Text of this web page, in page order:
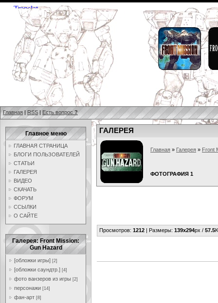
Главная | RSS | Есть вопрос ?
Главное меню
ГЛАВНАЯ СТРАНИЦА
БЛОГИ ПОЛЬЗОВАТЕЛЕЙ
СТАТЬИ
ГАЛЕРЕЯ
ВИДЕО
СКАЧАТЬ
ФОРУМ
ССЫЛКИ
О САЙТЕ
Галерея: Front Mission:
Gun Hazard
[обложки игры] [2]
[обложки саундтр.] [4]
фото ванзеров из игры [2]
персонажи [14]
фан-арт [8]
ГАЛЕРЕЯ
Главная » Галерея » Front
ФОТОГРАФИЯ 1
Просмотров: 1212 | Размеры: 139x294px / 57.5